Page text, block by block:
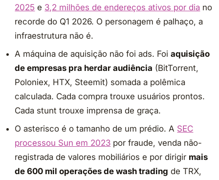
2025 e 3,2 milhões de endereços ativos por dia no
recorde do Q1 2026. O personagem é palhaço, a
infraestrutura não é.
A máquina de aquisição não foi ads. Foiaquisição
de empresas pra herdar audiência (BitTorrent,
Poloniex, HTX, Steemit) somada a polêmica
calculada. Cada compra trouxe usuários prontos.
Cada stunt trouxe imprensa de graça.
O asterisco é o tamanho de um prédio. A SEC
processou Sun em 2023 por fraude, venda não-
registrada de valores mobiliários e por dirigir mais
de 600 mil operações de wash trading de TRX,